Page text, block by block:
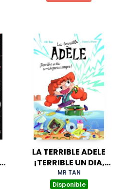
LA TERRIBLE ADELE
¡TERRIBLE UN DIA,
TERRIBLE PARA
SIEMPRE! NOVELA 1
MR TAN
Disponible